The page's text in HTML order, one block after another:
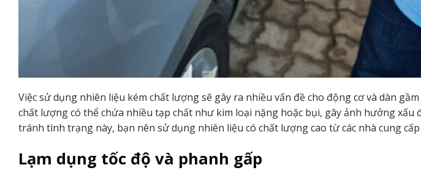
Việc sử dụng nhiên liệu kém chất lượng sẽ gây ra nhiều vấn đề cho động cơ và dàn
chất lượng có thể chứa nhiều tạp chất như kim loại nặng hoặc bụi, gây ảnh hưởng xấu
tránh tình trạng này, bạn nên sử dụng nhiên liệu có chất lượng cao từ các nhà cung
Lạm dụng tốc độ và phanh gấp